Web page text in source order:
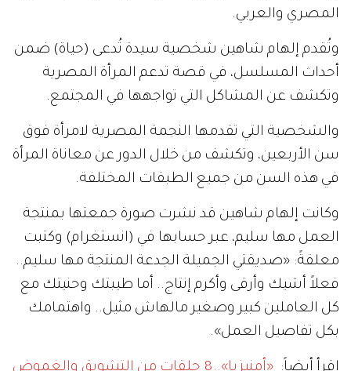
المصري والعربي.
وتُقدم إلهام شاهين شخصية سيدة تُدعى (حياة) ضمن
أحداث المسلسل، في قصة تدعم المرأة المصرية
وتكشف عن المشاكل التي تواجهها في المجتمع.
والشخصية التي تقدمها النجمة المصرية لامرأة فوق
سن الأربعين، وتكشف من خلال الدور عن معاناة المرأة
في هذه السن من جميع الطبقات المختلفة.
وكانت إلهام شاهين قد نشرت صورة جمعتها بمنتجة
العمل مها سليم، عبر حسابها في (انستغرام) وكتبت
معلقةً: «صديقتي الجميلة الجدعة المنتجة مها سليم..
فعلاً أشيك وأرقى وأكرم إنتاج.. أما طيبتك وحنيتك مع
كل العاملين كبير وصغير مالهاش مثيل.. واهتمامك
بكل تفاصيل العمل».
اقرأ أيضاً: «أمنيزيا»..8 حلقات من التشويق والغموض